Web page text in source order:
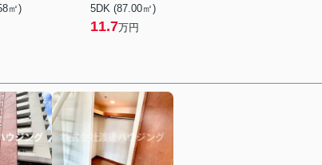
㎡)
5DK (87.00㎡)
11.7万円